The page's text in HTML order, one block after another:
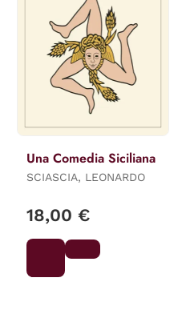
Una Comedia Siciliana
SCIASCIA, LEONARDO
18,00 €